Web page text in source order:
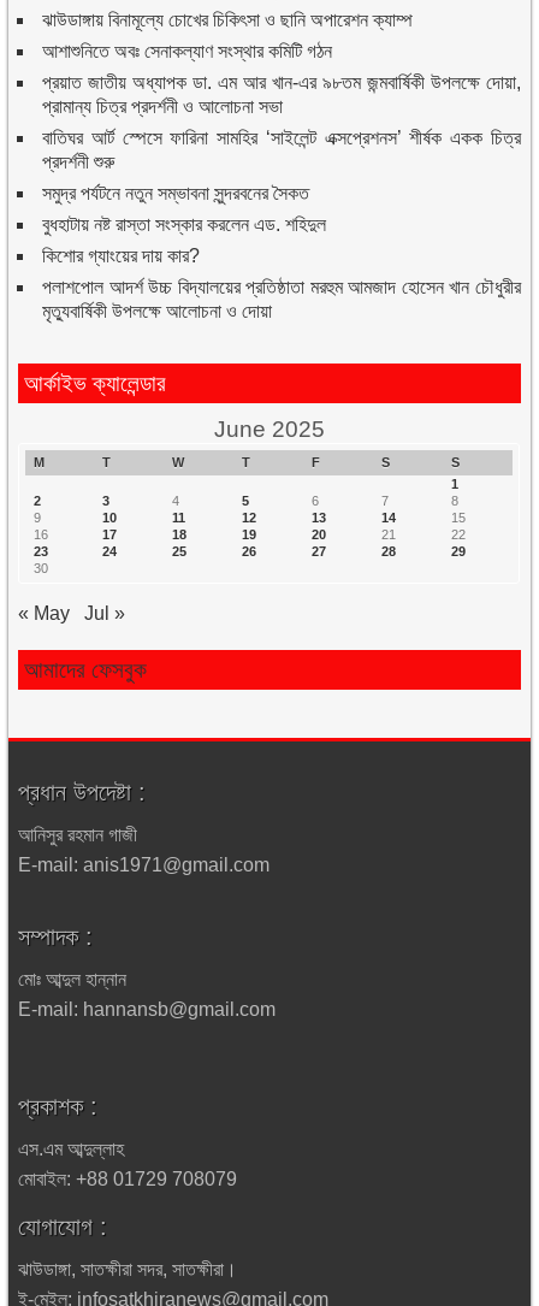
ঝাউডাঙ্গায় বিনামূল্যে চোখের চিকিৎসা ও ছানি অপারেশন ক্যাম্প
আশাশুনিতে অবঃ সেনাকল্যাণ সংস্থার কমিটি গঠন
প্রয়াত জাতীয় অধ্যাপক ডা. এম আর খান-এর ৯৮তম জন্মবার্ষিকী উপলক্ষে দোয়া,
প্রামান্য চিত্র প্রদর্শনী ও আলোচনা সভা
বাতিঘর আর্ট স্পেসে ফারিনা সামহির ‘সাইলেন্ট এক্সপ্রেশনস’ শীর্ষক একক চিত্র
প্রদর্শনী শুরু
সমুদ্র পর্যটনে নতুন সম্ভাবনা সুন্দরবনের সৈকত
বুধহাটায় নষ্ট রাস্তা সংস্কার করলেন এড. শহিদুল
কিশোর গ্যাংয়ের দায় কার?
পলাশপোল আদর্শ উচ্চ বিদ্যালয়ের প্রতিষ্ঠাতা মরহুম আমজাদ হোসেন খান চৌধুরীর
মৃত্যুবার্ষিকী উপলক্ষে আলোচনা ও দোয়া
আর্কাইভ ক্যালেন্ডার
June 2025
M T W T F S
S
1
2
3 4 5 6 7
8
9
10 11 12 13 14
15
16
17 18 19 20 21
22
23
24 25 26 27 28
29
30
« May Jul »
আমাদের ফেসবুক
প্রধান উপদেষ্টা :
আনিসুর রহমান গাজী
E-mail: anis1971@gmail.com
সম্পাদক :
মোঃ আব্দুল হান্নান
E-mail: hannansb@gmail.com
প্রকাশক :
এস.এম আব্দুল্লাহ
মোবাইল: +88 01729 708079
যোগাযোগ :
ঝাউডাঙ্গা, সাতক্ষীরা সদর, সাতক্ষীরা।
ই-মেইল: infosatkhiranews@gmail.com